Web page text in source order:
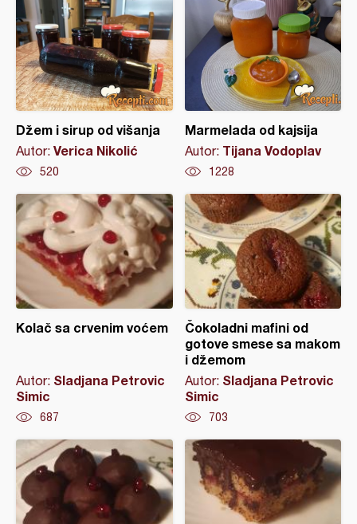
Džem i sirup od višanja
Autor: Verica Nikolić
520
Marmelada od kajsija
Autor: Tijana Vodoplav
1228
Kolač sa crvenim voćem
Autor: Sladjana Petrovic
Simic
687
Čokoladni mafini od
gotove smese sa makom
i džemom
Autor: Sladjana Petrovic
Simic
703